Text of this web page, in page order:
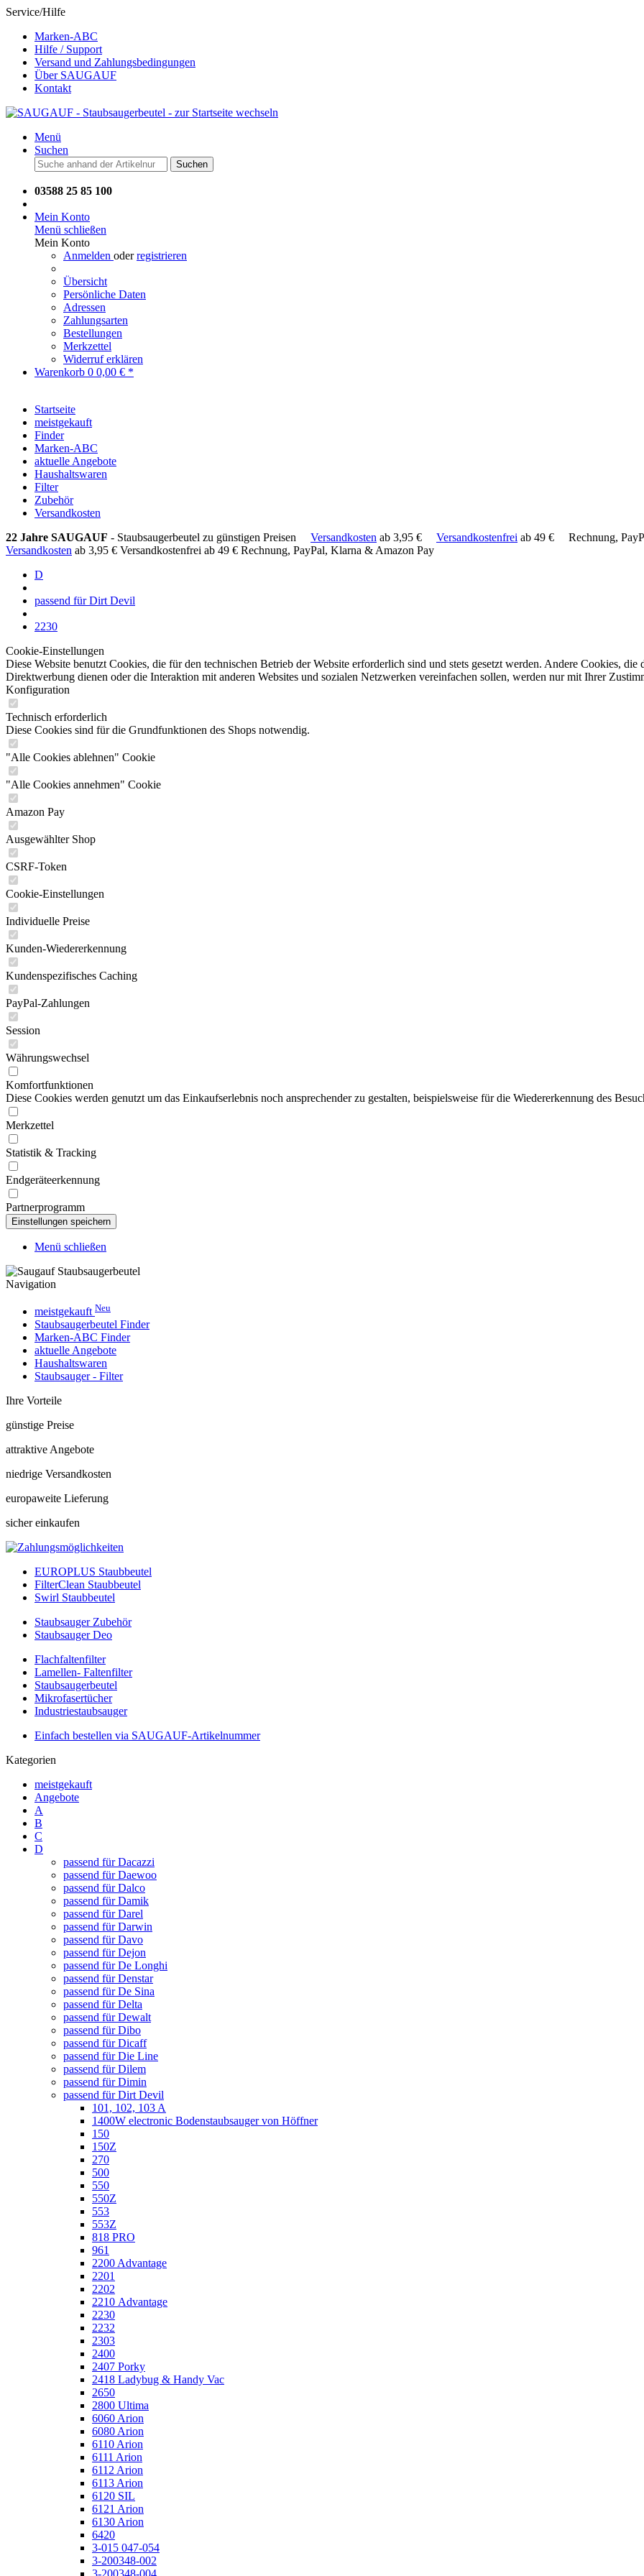
Service/Hilfe
Marken-ABC
Hilfe / Support
Versand und Zahlungsbedingungen
Über SAUGAUF
Kontakt
Menü
Suchen
Suchen
03588 25 85 100
Mein Konto
Menü schließen
Mein Konto
Anmelden oderregistrieren
Übersicht
Persönliche Daten
Adressen
Zahlungsarten
Bestellungen
Merkzettel
Widerruf erklären
Warenkorb 0 0,00 € *
Startseite
meistgekauft
Finder
Marken-ABC
aktuelle Angebote
Haushaltswaren
Filter
Zubehör
Versandkosten
22 Jahre SAUGAUF - Staubsaugerbeutel zu günstigen Preisen Versandkosten ab 3,95 € Versandkostenfrei ab 49 €
Rechnung,
Versandkosten ab 3,95 € Versandkostenfrei ab 49 € Rechnung, PayPal, Klarna & Amazon Pay
D
passend für Dirt Devil
2230
Cookie-Einstellungen
Diese Website benutzt Cookies, die für den technischen Betrieb der Website erforderlich sind und stets gesetzt werden. Andere Cookies,
Direktwerbung dienen oder die Interaktion mit anderen Websites und sozialen Netzwerken vereinfachen sollen, werden nur mit Ihrer
Konfiguration
Technisch erforderlich
Diese Cookies sind für die Grundfunktionen des Shops notwendig.
"Alle Cookies ablehnen" Cookie
"Alle Cookies annehmen" Cookie
Amazon Pay
Ausgewählter Shop
CSRF-Token
Cookie-Einstellungen
Individuelle Preise
Kunden-Wiedererkennung
Kundenspezifisches Caching
PayPal-Zahlungen
Session
Währungswechsel
Komfortfunktionen
Diese Cookies werden genutzt um das Einkaufserlebnis noch ansprechender zu gestalten, beispielsweise für die Wiedererkennung des
Merkzettel
Statistik & Tracking
Endgeräteerkennung
Partnerprogramm
Menü schließen
Navigation
meistgekauft Neu
Staubsaugerbeutel Finder
Marken-ABC Finder
aktuelle Angebote
Haushaltswaren
Staubsauger - Filter
Ihre Vorteile
günstige Preise
attraktive Angebote
niedrige Versandkosten
europaweite Lieferung
sicher einkaufen
EUROPLUS Staubbeutel
FilterClean Staubbeutel
Swirl Staubbeutel
Staubsauger Zubehör
Staubsauger Deo
Flachfaltenfilter
Lamellen- Faltenfilter
Staubsaugerbeutel
Mikrofasertücher
Industriestaubsauger
Einfach bestellen via SAUGAUF-Artikelnummer
Kategorien
meistgekauft
Angebote
A
B
C
D
passend für Dacazzi
passend für Daewoo
passend für Dalco
passend für Damik
passend für Darel
passend für Darwin
passend für Davo
passend für Dejon
passend für De Longhi
passend für Denstar
passend für De Sina
passend für Delta
passend für Dewalt
passend für Dibo
passend für Dicaff
passend für Die Line
passend für Dilem
passend für Dimin
passend für Dirt Devil
101, 102, 103 A
1400W electronic Bodenstaubsauger von Höffner
150
150Z
270
500
550
550Z
553
553Z
818 PRO
961
2200 Advantage
2201
2202
2210 Advantage
2230
2232
2303
2400
2407 Porky
2418 Ladybug & Handy Vac
2650
2800 Ultima
6060 Arion
6080 Arion
6110 Arion
6111 Arion
6112 Arion
6113 Arion
6120 SIL
6121 Arion
6130 Arion
6420
3-015 047-054
3-200348-002